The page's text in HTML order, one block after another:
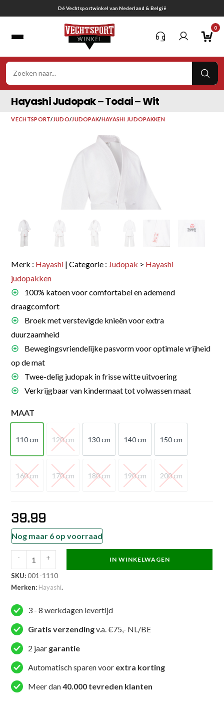
naar
Gratis verzending vanaf € 75,-
0
Hayashi Judopak – Todai – Wit
VECHTSPORT/JUDO/JUDOPAK/HAYASHI JUDOPAKKEN
Merk : Hayashi | Categorie : Judopak > Hayashi
judopakken
100% katoen voor comfortabel en ademend
draagcomfort
Broek met verstevigde knieën voor extra
duurzaamheid
Bewegingsvriendelijke pasvorm voor optimale vrijheid
op de mat
Twee-delig judopak in frisse witte uitvoering
Verkrijgbaar van kindermaat tot volwassen maat
MAAT
110 cm
110 cm
120 cm
120 cm
130 cm
130 cm
140 cm
140 cm
150 cm
150 cm
160 cm
160 cm
170 cm
170 cm
180 cm
180 cm
190 cm
190 cm
200 cm
200 cm
39.99
Nog maar 6 op voorraad
Hayashi
Judopak
-
Todai
-
Wit
aantal
- + IN WINKELWAGEN
SKU:001-1110
Merken: Hayashi.
3 - 8 werkdagen levertijd
Gratis verzendingv.a. €75,- NL/BE
2 jaar garantie
Automatisch sparen voor extra korting
Meer dan40.000 tevreden klanten